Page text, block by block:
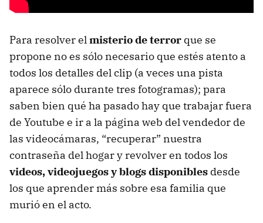
Para resolver elmisterio de terror que se
propone no es sólo necesario que estés atento a
todos los detalles del clip (a veces una pista
aparece sólo durante tres fotogramas); para
saben bien qué ha pasado hay que trabajar fuera
de Youtube e ir a la página web del vendedor de
las videocámaras, “recuperar” nuestra
contraseña del hogar y revolver en todos los
videos, videojuegos y blogs disponibles desde
los que aprender más sobre esa familia que
murió en el acto.